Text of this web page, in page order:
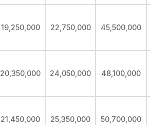
19,250,000 22,750,000 45,500,000
20,350,000 24,050,000 48,100,000
21,450,000 25,350,000 50,700,000